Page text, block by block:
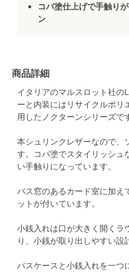
コバ塗仕上げで手触り
ン
商品詳細
イタリアのマルスロット社の
ーと内装にはリサイクルポリ
用したノクターンシリーズで
本シュリンクレザーなので、
す。コバ塗でスタイリッシュ
い手触りになっています。
パス窓のあるカード室に加え
ットが付いています。
小銭入れは口が大きく開くラ
り、小銭が取り出しやすい設
パスケースと小銭入れを一つ